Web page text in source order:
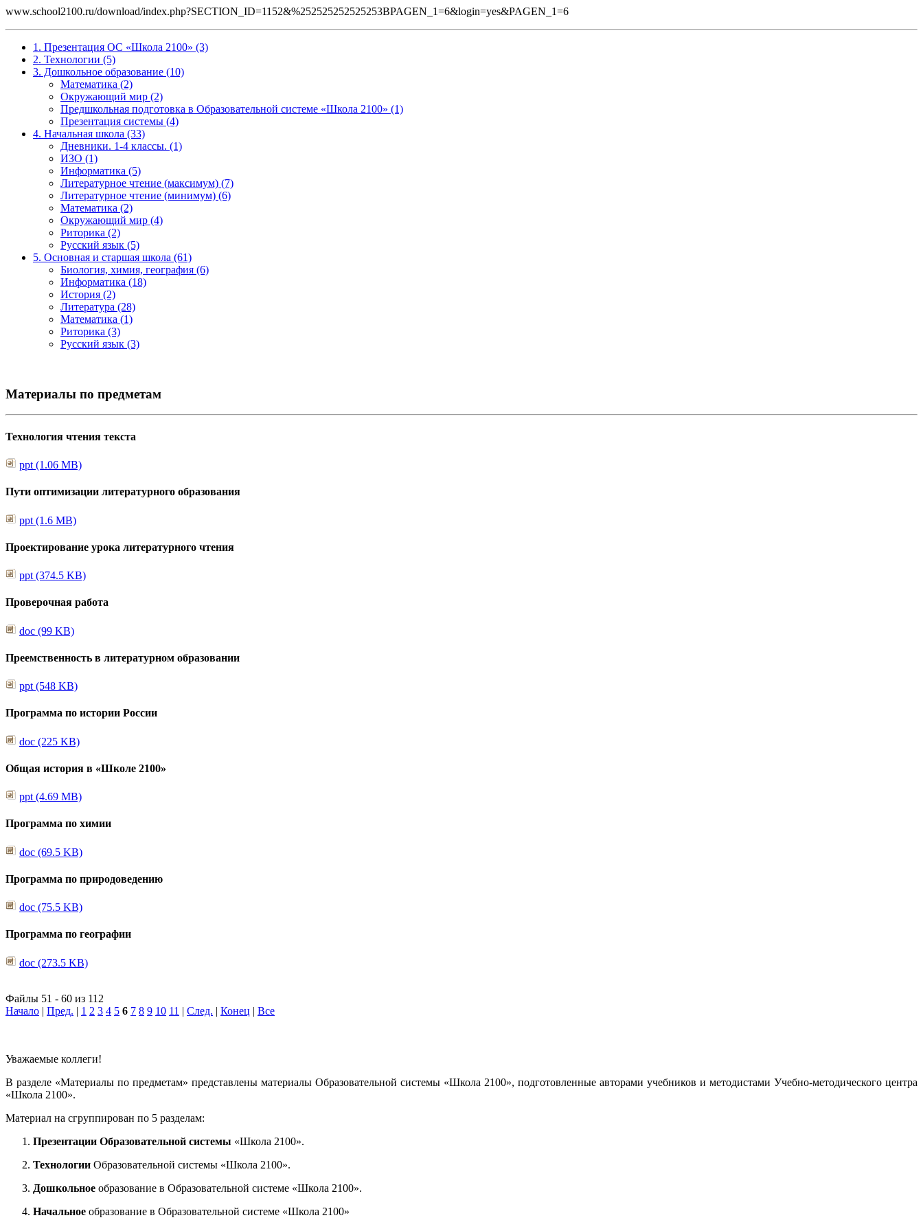
www.school2100.ru/download/index.php?SECTION_ID=1152&%252525252525253BPAGEN_1=6&login=yes&PAGEN_1=6
1. Презентация ОС «Школа 2100» (3)
2. Технологии (5)
3. Дошкольное образование (10)
Математика (2)
Окружающий мир (2)
Предшкольная подготовка в Образовательной системе «Школа 2100» (1)
Презентация системы (4)
4. Начальная школа (33)
Дневники. 1-4 классы. (1)
ИЗО (1)
Информатика (5)
Литературное чтение (максимум) (7)
Литературное чтение (минимум) (6)
Математика (2)
Окружающий мир (4)
Риторика (2)
Русский язык (5)
5. Основная и старшая школа (61)
Биология, химия, география (6)
Информатика (18)
История (2)
Литература (28)
Математика (1)
Риторика (3)
Русский язык (3)
Материалы по предметам
Технология чтения текста
ppt (1.06 MB)
Пути оптимизации литературного образования
ppt (1.6 MB)
Проектирование урока литературного чтения
ppt (374.5 KB)
Проверочная работа
doc (99 KB)
Преемственность в литературном образовании
ppt (548 KB)
Программа по истории России
doc (225 KB)
Общая история в «Школе 2100»
ppt (4.69 MB)
Программа по химии
doc (69.5 KB)
Программа по природоведению
doc (75.5 KB)
Программа по географии
doc (273.5 KB)
Файлы 51 - 60 из 112
Начало | Пред. | 1 2 3 4 5 6 7 8 9 10 11 | След. | Конец | Все
Уважаемые коллеги!
В разделе «Материалы по предметам» представлены материалы Образовательной системы «Школа 2100», подготовленные авторами учебников и методистами Учебно-методического центра
«Школа 2100».
Материал на сгруппирован по 5 разделам:
Презентации Образовательной системы «Школа 2100».
Технологии Образовательной системы «Школа 2100».
Дошкольное образование в Образовательной системе «Школа 2100».
Начальное образование в Образовательной системе «Школа 2100»